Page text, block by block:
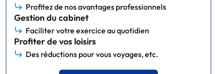
Profitez de nos avantages professionnels
Gestion du cabinet
Faciliter votre exercice au quotidien
Profiter de vos loisirs
Des réductions pour vous voyages, etc.